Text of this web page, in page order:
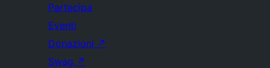
Partecipa
Eventi
Donazioni ↗
Swag ↗